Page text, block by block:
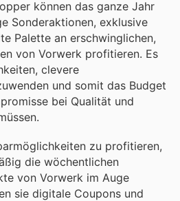
können das ganze Jahr
Sonderaktionen, exklusive
Palette an erschwinglichen,
von Vorwerk profitieren. Es
clevere
und somit das Budget
bei Qualität und
zu profitieren,
die wöchentlichen
von Vorwerk im Auge
sie digitale Coupons und